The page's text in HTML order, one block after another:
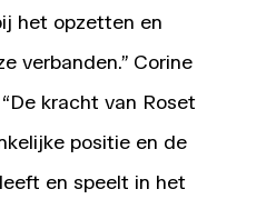
het opzetten en
verbanden.” Corine
kracht van Roset
positie en de
en speelt in het